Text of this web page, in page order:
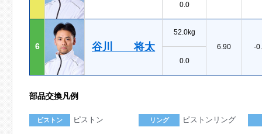
0.0
6 谷川 将太
52.0kg
6.90
-
0.0
部品交換凡例
ピストン ピストン リング ピストンリング